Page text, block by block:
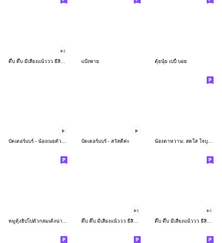
แป้งพาย ตุ้ยนุ้ย เบบี้ บอย
บัตเตอร์แบร์ - สวัสดีค่ะ น้องตาหวาน: สดใส ใจบุญ (สีพาสเทล)
หมูดุ้งฮิปโปตัวกลมเด้งน่ารัก ดึ๊บ ดึ๊บ มีเสียงแน้ววว ยี่สิบเจ็ด ดึ๊บ ดึ๊บ มีเสียงแน้ววว ยี่สิบหก